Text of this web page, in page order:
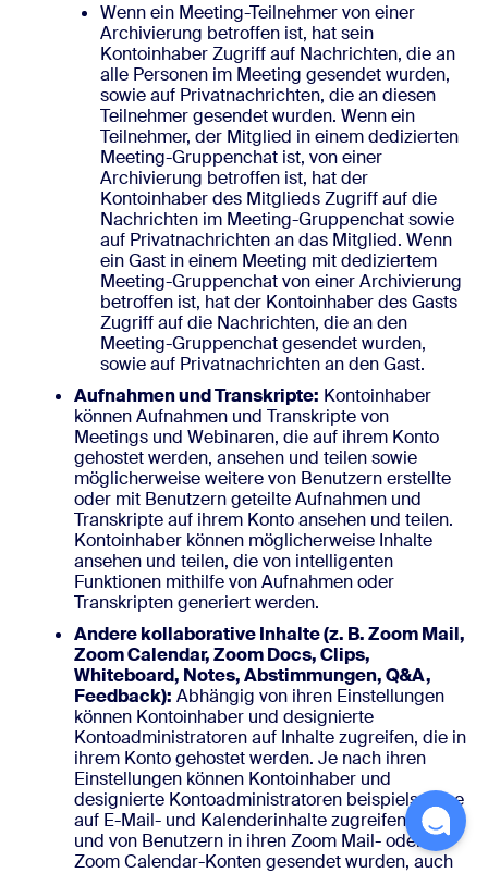
Wenn ein Meeting-Teilnehmer von einer
Archivierung betroffen ist, hat sein
Kontoinhaber Zugriff auf Nachrichten, die an
alle Personen im Meeting gesendet wurden,
sowie auf Privatnachrichten, die an diesen
Teilnehmer gesendet wurden. Wenn ein
Teilnehmer, der Mitglied in einem dedizierten
Meeting-Gruppenchat ist, von einer
Archivierung betroffen ist, hat der
Kontoinhaber des Mitglieds Zugriff auf die
Nachrichten im Meeting-Gruppenchat sowie
auf Privatnachrichten an das Mitglied. Wenn
ein Gast in einem Meeting mit dediziertem
Meeting-Gruppenchat von einer Archivierung
betroffen ist, hat der Kontoinhaber des Gasts
Zugriff auf die Nachrichten, die an den
Meeting-Gruppenchat gesendet wurden,
sowie auf Privatnachrichten an den Gast.
Aufnahmen und Transkripte: Kontoinhaber
können Aufnahmen und Transkripte von
Meetings und Webinaren, die auf ihrem Konto
gehostet werden, ansehen und teilen sowie
möglicherweise weitere von Benutzern erstellte
oder mit Benutzern geteilte Aufnahmen und
Transkripte auf ihrem Konto ansehen und teilen.
Kontoinhaber können möglicherweise Inhalte
ansehen und teilen, die von intelligenten
Funktionen mithilfe von Aufnahmen oder
Transkripten generiert werden.
Andere kollaborative Inhalte (z. B. Zoom Mail,
Zoom Calendar, Zoom Docs, Clips,
Whiteboard, Notes, Abstimmungen, Q&A,
Feedback): Abhängig von ihren Einstellungen
können Kontoinhaber und designierte
Kontoadministratoren auf Inhalte zugreifen, die in
ihrem Konto gehostet werden. Je nach ihren
Einstellungen können Kontoinhaber und
designierte Kontoadministratoren beispielsweise
auf E-Mail- und Kalenderinhalte zugreifen, die an
und von Benutzern in ihren Zoom Mail- oder
Zoom Calendar-Konten gesendet wurden, auch